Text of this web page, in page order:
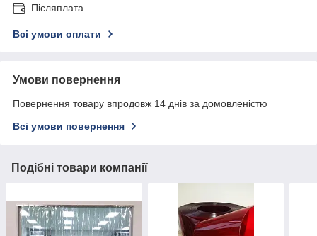
Післяплата
Всі умови оплати
Умови повернення
Повернення товару впродовж 14 днів за домовленістю
Всі умови повернення
Подібні товари компанії